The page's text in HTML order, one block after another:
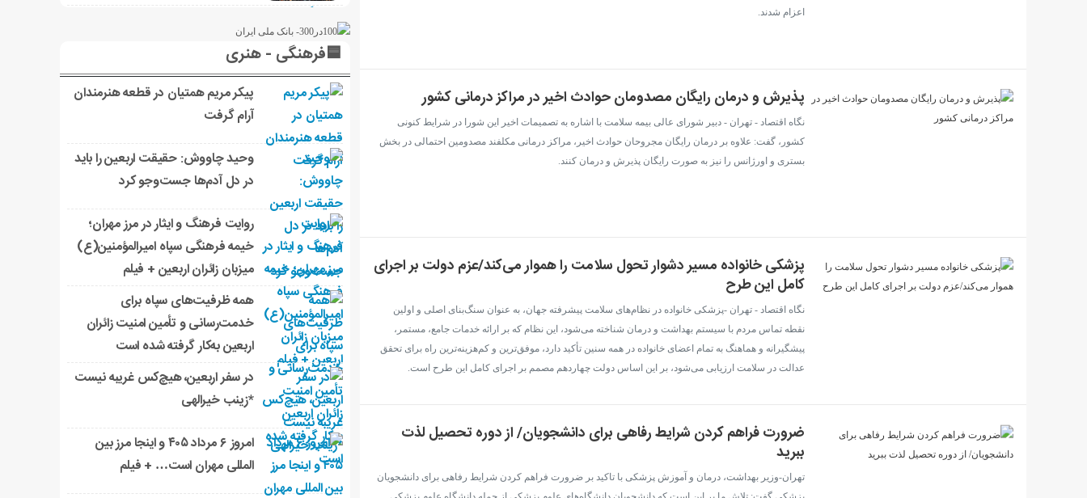
اعزام شدند.
پذیرش و درمان رایگان مصدومان حوادث اخیر در مراکز درمانی کشور
نگاه اقتصاد - تهران - دبیر شورای عالی بیمه سلامت با اشاره به تصمیمات اخیر این شورا در شرایط کنونی
کشور، گفت: علاوه بر درمان رایگان مجروحان حوادث اخیر، مراکز درمانی مکلفند مصدومین احتمالی در بخش
بستری و اورژانس را نیز به صورت رایگان پذیرش و درمان کنند.
پزشکی خانواده مسیر دشوار تحول سلامت را هموار می‌کند/عزم دولت بر اجرای
کامل این طرح
نگاه اقتصاد - تهران -پزشکی خانواده در نظام‌های سلامت پیشرفته جهان، به‌ عنوان سنگ‌بنای اصلی و اولین
نقطه تماس مردم با سیستم بهداشت و درمان شناخته می‌شود، این نظام که بر ارائه خدمات جامع، مستمر،
پیشگیرانه و هماهنگ به تمام اعضای خانواده در همه سنین تأکید دارد، موفق‌ترین و کم‌هزینه‌ترین راه برای تحقق
عدالت در سلامت ارزیابی می‌شود، بر این اساس دولت چهاردهم مصمم بر اجرای کامل این طرح است.
ضرورت فراهم کردن شرایط رفاهی برای دانشجویان/ از دوره تحصیل لذت
ببرید
تهران-وزیر بهداشت، درمان و آموزش پزشکی با تاکید بر ضرورت فراهم کردن شرایط رفاهی برای دانشجویان
🟦فرهنگی - هنری
پیکر مریم همتیان در قطعه هنرمندان
آرام گرفت
وحید چاووش: حقیقت اربعین را باید
در دل آدم‌ها جست‌وجو کرد
روایت فرهنگ و ایثار در مرز مهران؛
خیمه فرهنگی سپاه امیرالمؤمنین(ع)
میزبان زائران اربعین + فیلم
همه ظرفیت‌های سپاه برای
خدمت‌رسانی و تأمین امنیت زائران
اربعین به‌کار گرفته شده است
در سفر اربعین، هیچ‌کس غریبه نیست
*زینب خیرالهی
امروز ۶ مرداد ۴۰۵ و اینجا مرز بین
المللی مهران است… + فیلم